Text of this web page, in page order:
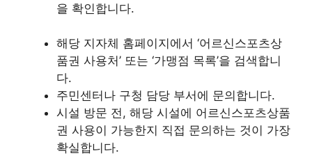
을 확인합니다.
해당 지자체 홈페이지에서 ‘어르신스포츠상
품권 사용처’ 또는 ‘가맹점 목록’을 검색합니
다.
주민센터나 구청 담당 부서에 문의합니다.
시설 방문 전, 해당 시설에 어르신스포츠상품
권 사용이 가능한지 직접 문의하는 것이 가장
확실합니다.